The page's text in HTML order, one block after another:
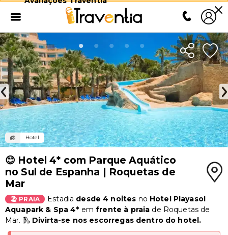
Hotel
😊 Hotel 4* com Parque Aquático
no Sul de Espanha | Roquetas de
Mar
🏖️ PRAIA Estadia desde 4 noites no Hotel Playasol
Aquapark & Spa 4* em frente à praia de Roquetas de
Mar. 🛝 Divirta-se nos escorregas dentro do hotel.